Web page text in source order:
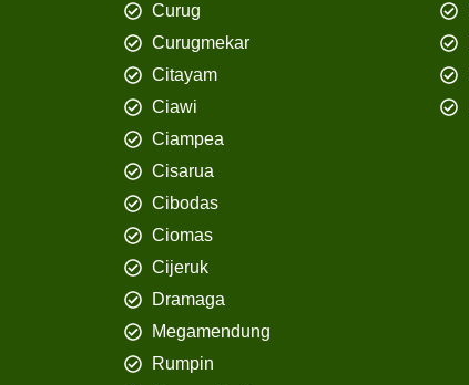
Curug
Curugmekar
Citayam
Ciawi
Ciampea
Cisarua
Cibodas
Ciomas
Cijeruk
Dramaga
Megamendung
Rumpin